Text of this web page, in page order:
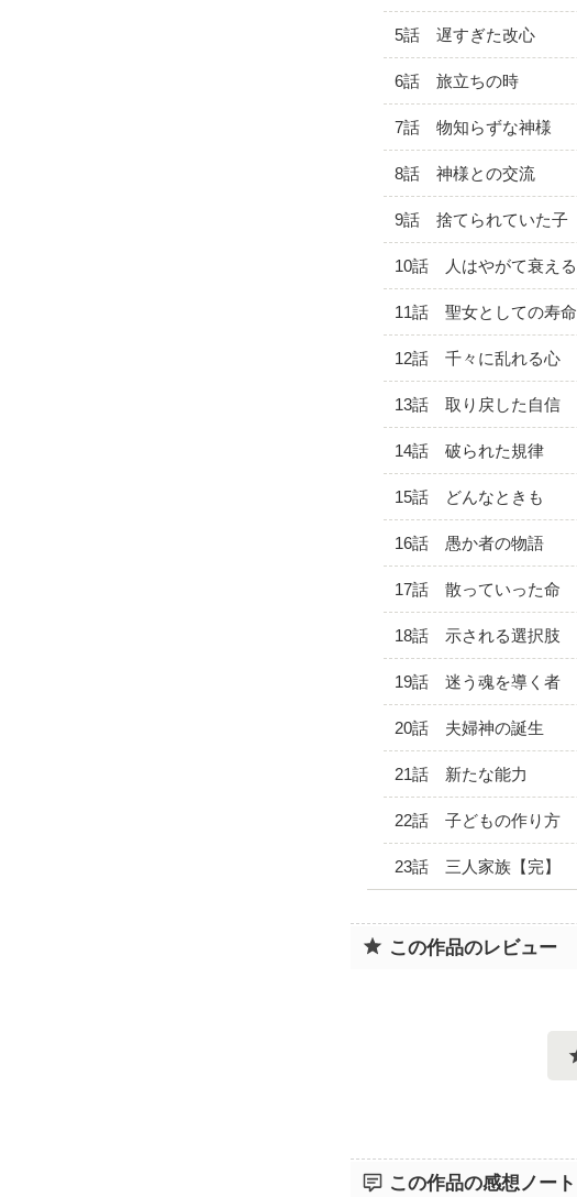
5話 遅すぎた改心
6話 旅立ちの時
7話 物知らずな神様
8話 神様との交流
9話 捨てられていた子
10話 人はやがて衰える
11話 聖女としての寿命
12話 千々に乱れる心
13話 取り戻した自信
14話 破られた規律
15話 どんなときも
16話 愚か者の物語
17話 散っていった命
18話 示される選択肢
19話 迷う魂を導く者
20話 夫婦神の誕生
21話 新たな能力
22話 子どもの作り方
23話 三人家族【完】
この作品のレビュー
この作品の感想ノート